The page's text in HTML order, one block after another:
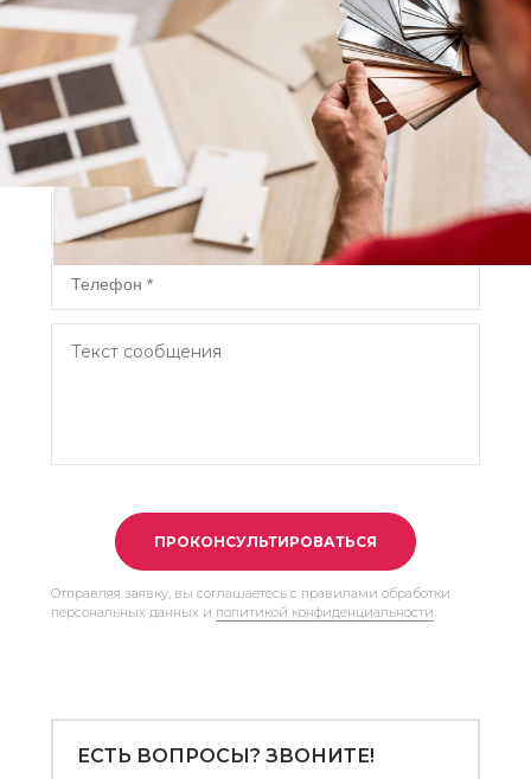
Есть вопросы или требуется
консультация?
Заполните форму и наш специалист свяжется с вами в
ближайшее время.
ПРОКОНСУЛЬТИРОВАТЬСЯ
Отправляя заявку, вы соглашаетесь с правилами обработки
персональных данных и политикой конфиденциальности.
ЕСТЬ ВОПРОСЫ? ЗВОНИТЕ!